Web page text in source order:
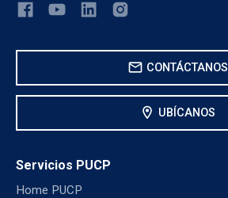
mail CONTÁCTANOS
location_on UBÍCANOS
Servicios PUCP
Home PUCP